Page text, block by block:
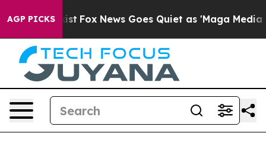
AGP PICKS
Exist Fox News Goes Quiet as 'Maga Media